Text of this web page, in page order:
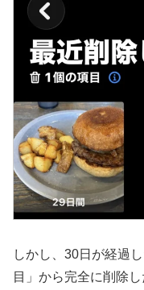
しかし、30日が経過
目」から完全に削除